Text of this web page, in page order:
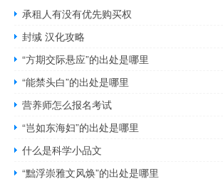
承租人有没有优先购买权
封缄 汉化攻略
“方期交际悬应”的出处是哪里
“能禁头白”的出处是哪里
营养师怎么报名考试
“岂如东海妇”的出处是哪里
什么是科学小品文
“黜浮崇雅文风焕”的出处是哪里